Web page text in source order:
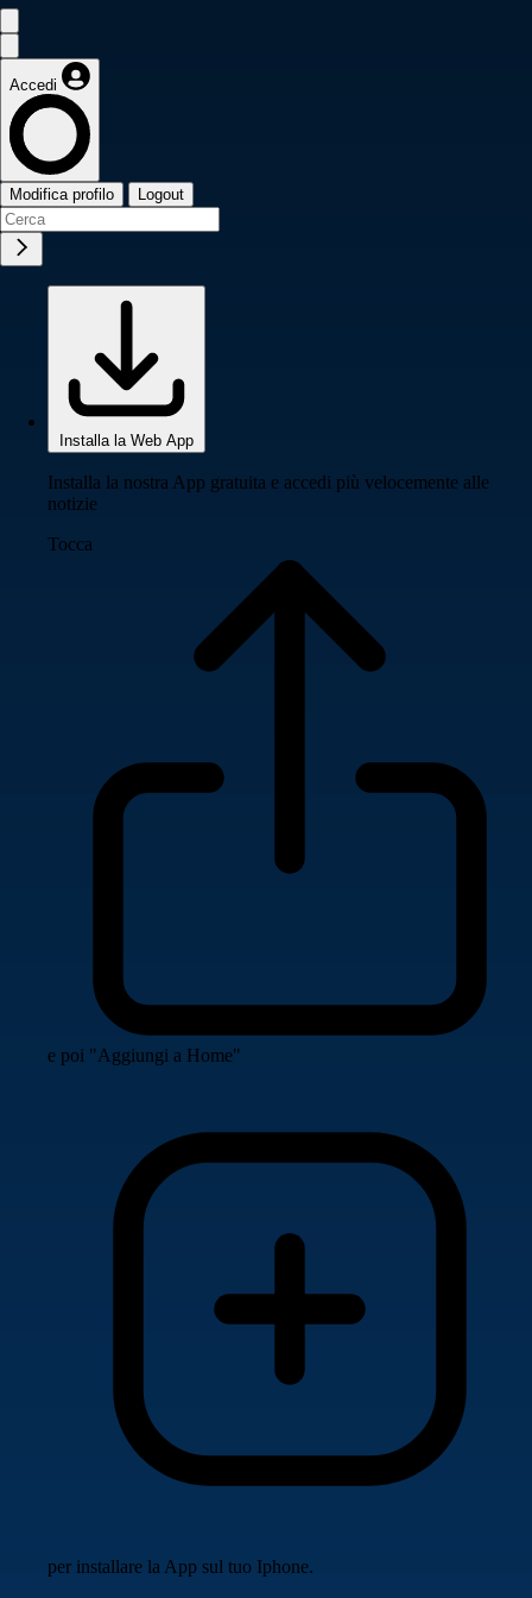
Accedi
Modifica profilo Logout
Installa la Web App
Installa la nostra App gratuita e accedi più velocemente alle
notizie
Tocca
e poi "Aggiungi a Home"
per installare la App sul tuo Iphone.